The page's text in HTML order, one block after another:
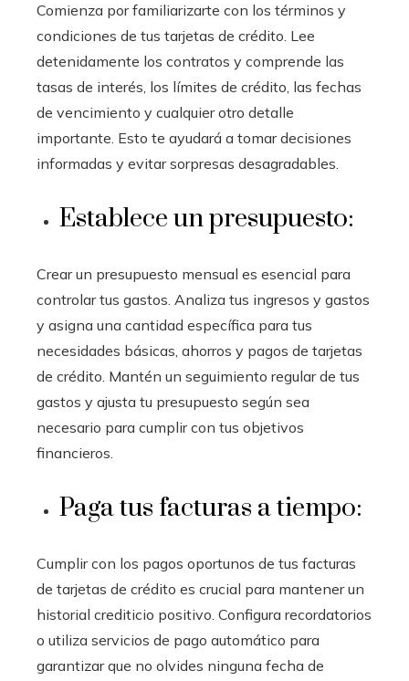
Comienza por familiarizarte con los términos y
condiciones de tus tarjetas de crédito. Lee
detenidamente los contratos y comprende las
tasas de interés, los límites de crédito, las fechas
de vencimiento y cualquier otro detalle
importante. Esto te ayudará a tomar decisiones
informadas y evitar sorpresas desagradables.
Establece un presupuesto:
Crear un presupuesto mensual es esencial para
controlar tus gastos. Analiza tus ingresos y gastos
y asigna una cantidad específica para tus
necesidades básicas, ahorros y pagos de tarjetas
de crédito. Mantén un seguimiento regular de tus
gastos y ajusta tu presupuesto según sea
necesario para cumplir con tus objetivos
financieros.
Paga tus facturas a tiempo:
Cumplir con los pagos oportunos de tus facturas
de tarjetas de crédito es crucial para mantener un
historial crediticio positivo. Configura recordatorios
o utiliza servicios de pago automático para
garantizar que no olvides ninguna fecha de